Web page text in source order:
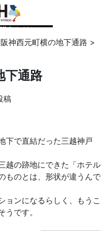
邦プロジェクト
阪神西元町横の地下通路 >
下通路
稿
下で直結だった三越神戸
越の跡地にできた「ホテル
ものとは、形状が違うんで
ョンになるらしく、もうこ
です。